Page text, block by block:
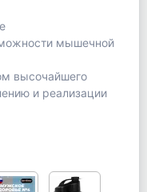
мышечной
высочайшего
и реализации